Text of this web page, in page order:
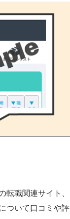
転職関連サイト、
ついて口コミや評